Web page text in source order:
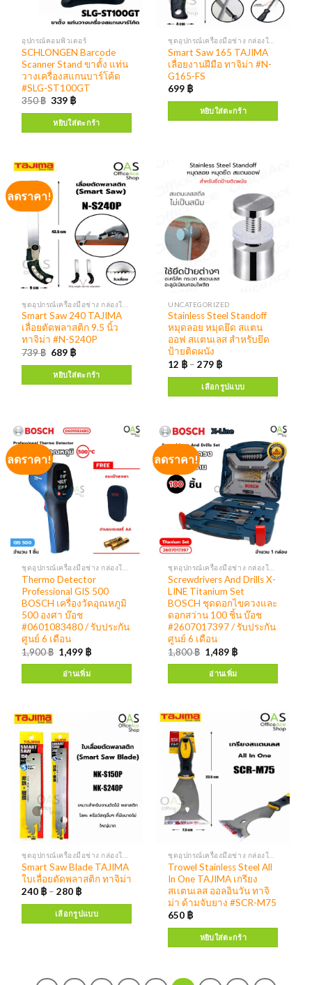
อุปกรณ์คอมพิวเตอร์
SCHLONGEN Barcode
Scanner Stand ขาตั้ง แท่น
วางเครื่องสแกนบาร์โค้ด
#SLG-ST100GT
350฿ 339 ฿
หยิบใส่ตะกร้า
ลดราคา!
ชุดอุปกรณ์เครื่องมือช่าง กล่องใส่เครื่องมือ
Screwdrivers And Drills X-
LINE Titanium Set
BOSCH ชุดดอกไขควงและ
ดอกสว่าน 100 ชิ้น บ๊อช
#2607017397 / รับประกัน
ศูนย์ 6 เดือน
1,800฿ 1,489 ฿
อ่านเพิ่ม
Smart Saw 165 TAJIMA
เลื่อยงานฝีมือ ทาจิม่า #N-
G165-FS
699 ฿
หยิบใส่ตะกร้า
ลดราคา!
Smart Saw 240 TAJIMA
เลื่อยตัดพลาสติก 9.5 นิ้ว
ทาจิม่า #N-S240P
739฿ 689 ฿
หยิบใส่ตะกร้า
Smart Saw Blade TAJIMA
ใบเลื่อยตัดพลาสติก ทาจิม่า
240 ฿ –280 ฿
เลือกรูปแบบ
UNCATEGORIZED
Stainless Steel Standoff
หมุดลอย หมุดยึด สแตน
ออฟ สแตนเลส สำหรับยึด
ป้ายติดผนัง
12 ฿ –279 ฿
เลือกรูปแบบ
ลดราคา!
ชุดอุปกรณ์เครื่องมือช่าง กล่องใส่เครื่องมือ
Thermo Detector
Professional GIS 500
BOSCH เครื่องวัดอุณหภูมิ
500 องศา บ๊อช
#0601083480 / รับประกัน
ศูนย์ 6 เดือน
1,900฿ 1,499 ฿
อ่านเพิ่ม
Trowel Stainless Steel All
In One TAJIMA เกรียง
สเเตนเลส ออลอินวัน ทาจิ
ม่า ด้ามจับยาง #SCR-M75
650 ฿
หยิบใส่ตะกร้า